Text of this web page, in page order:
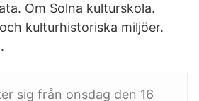
Om Solna kulturskola.
kultur­historiska ­miljöer.
sig från onsdag den 16